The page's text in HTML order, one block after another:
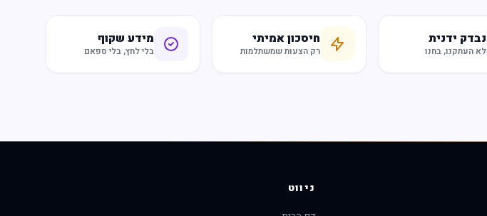
נבדק ידנית
לא העתקנו, בחנו
חיסכון אמיתי
רק הצעות שמשתלמות
מידע שקוף
בלי לחץ, בלי ספאם
ניווט